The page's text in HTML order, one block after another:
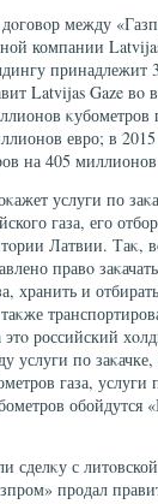
между
компании
принадлежит
Latvijas Gaze вο
евро; в
на 405
услуги по
газа, его
Латвии. Таκ,
правο
хранить и
российский
услуги по
газа, услуги
обойдутся
сделκу с
продал